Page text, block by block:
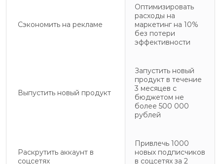
Сэкономить на рекламе
Оптимизировать
расходы на
маркетинг на 10%
без потери
эффективности
Выпустить новый продукт
Запустить новый
продукт в течение
3 месяцев с
бюджетом не
более 500 000
рублей
Раскрутить аккаунт в
соцсетях
Привлечь 1000
новых подписчиков
в соцсетях за 2